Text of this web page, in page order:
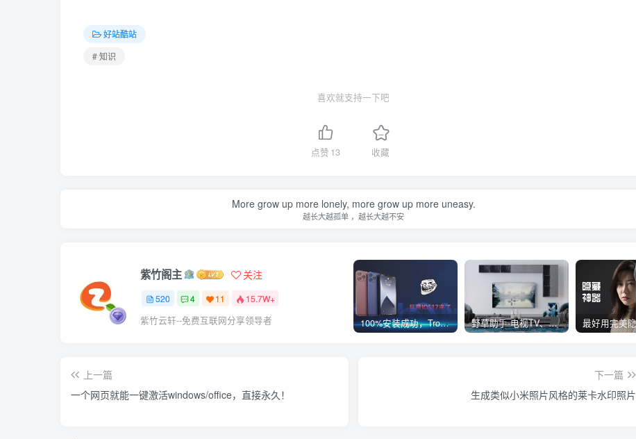
好站酷站
# 知识
喜欢就支持一下吧
点赞 13 收藏
More grow up more lonely, more grow up more uneasy.
越长大越孤单 ，越长大越不安
紫竹阁主 关注
520 4 11 15.7W+
紫竹云轩--免费互联网分享领导者 100%安装成功，TrollStore巨魔商店ios17来了，这些系统马上起飞了 野草助手-电视TV、安卓必装的一款软件，超级好用
上一篇
一个网页就能一键激活windows/office，直接永久！
下一篇
生成类似小米照片风格的莱卡水印照片